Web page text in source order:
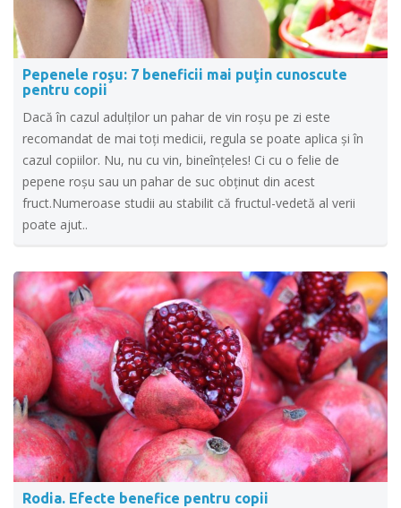
Pepenele roşu: 7 beneficii mai puţin cunoscute
pentru copii
Dacă în cazul adulţilor un pahar de vin roşu pe zi este
recomandat de mai toţi medicii, regula se poate aplica şi în
cazul copiilor. Nu, nu cu vin, bineînţeles! Ci cu o felie de
pepene roşu sau un pahar de suc obţinut din acest
fruct.Numeroase studii au stabilit că fructul-vedetă al verii
poate ajut..
Rodia. Efecte benefice pentru copii